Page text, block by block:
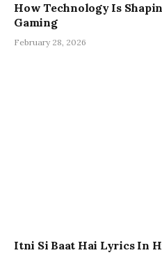
How Technology Is
Gaming
February 28, 2026
Itni Si Baat Hai Lyrics In